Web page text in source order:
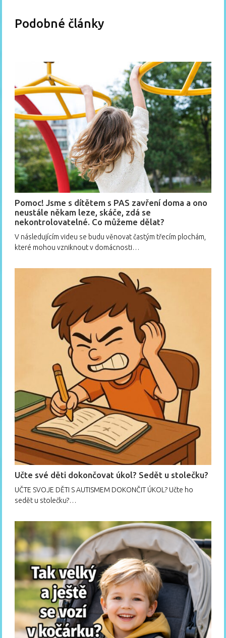
Podobné články
Pomoc! Jsme s dítětem s PAS zavření doma a ono
neustále někam leze, skáče, zdá se
nekontrolovatelné. Co můžeme dělat?
V následujícím videu se budu věnovat častým třecím plochám,
které mohou vzniknout v domácnosti…
Učte své děti dokončovat úkol? Sedět u stolečku?
UČTE SVOJE DĚTI S AUTISMEM DOKONČIT ÚKOL? Učte ho
sedět u stolečku?…